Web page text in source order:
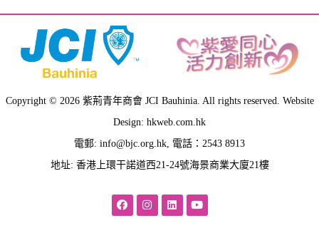
Copyright © 2026 紫荊青年商會 JCI Bauhinia. All rights reserved. Website
Design: hkweb.com.hk
電郵: info@bjc.org.hk , 電話：2543 8913
地址: 香港上環干諾道西21-24號海景商業大廈21樓